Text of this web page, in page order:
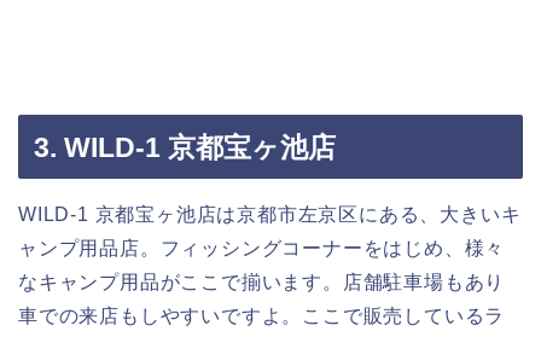
3. WILD-1 京都宝ヶ池店
WILD-1 京都宝ヶ池店は京都市左京区にある、大きいキ
ャンプ用品店。フィッシングコーナーをはじめ、様々
なキャンプ用品がここで揃います。店舗駐車場もあり
車での来店もしやすいですよ。ここで販売しているラ